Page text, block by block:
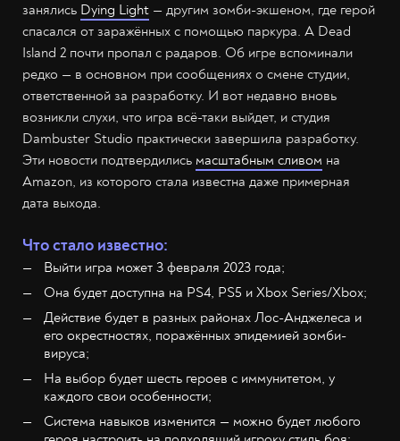
занялись Dying Light — другим зомби-экшеном, где герой
спасался от заражённых с помощью паркура. А Dead
Island 2 почти пропал с радаров. Об игре вспоминали
редко — в основном при сообщениях о смене студии,
ответственной за разработку. И вот недавно вновь
возникли слухи, что игра всё-таки выйдет, и студия
Dambuster Studio практически завершила разработку.
Эти новости подтвердились масштабным сливом на
Amazon, из которого стала известна даже примерная
дата выхода.
Что стало известно:
Выйти игра может 3 февраля 2023 года;
Она будет доступна на PS4, PS5 и Xbox Series/Xbox;
Действие будет в разных районах Лос-Анджелеса и
его окрестностях, поражённых эпидемией зомби-
вируса;
На выбор будет шесть героев с иммунитетом, у
каждого свои особенности;
Система навыков изменится — можно будет любого